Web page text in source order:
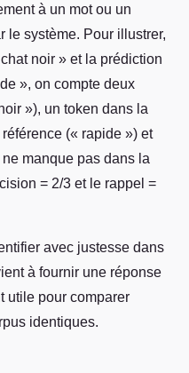
à un mot ou un
le système. Pour illustrer,
noir » et la prédiction
», on compte deux
»), un token dans la
(« rapide ») et
manque pas dans la
= 2/3 et le rappel =
avec justesse dans
à fournir une réponse
utile pour comparer
identiques.